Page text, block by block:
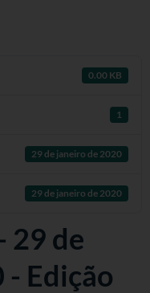
0.00 KB
1
29 de janeiro de 2020
29 de janeiro de 2020
29 de
- Edição